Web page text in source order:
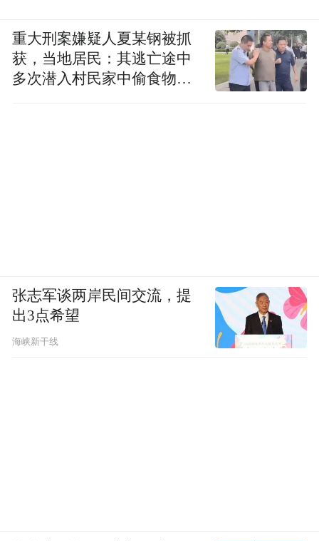
重大刑案嫌疑人夏某钢被抓
获，当地居民：其逃亡途中
多次潜入村民家中偷食物被
张志军谈两岸民间交流，提
出3点希望
海峡新干线